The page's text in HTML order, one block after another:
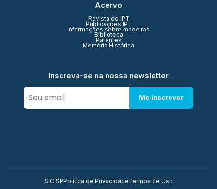
Acervo
Revista do IPT
Publicações IPT
Informações sobre madeiras
Biblioteca
Patentes
Memória Histórica
Inscreva-se na nossa newsletter
Me inscrever
SIC SP Política de PrivacidadeTermos de Uso